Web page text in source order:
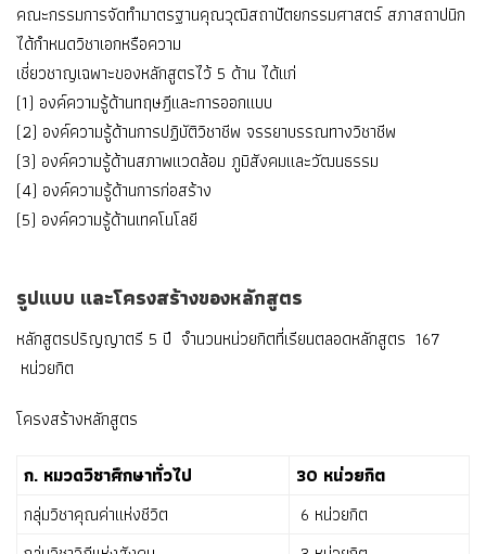
คณะกรรมการจัดทำมาตรฐานคุณวุฒิสถาปัตยกรรมศาสตร์ สภาสถาปนิก
ได้กำหนดวิชาเอกหรือความ
เชี่ยวชาญเฉพาะของหลักสูตรไว้ 5 ด้าน ได้แก่
(1) องค์ความรู้ด้านทฤษฎีและการออกแบบ
(2) องค์ความรู้ด้านการปฏิบัติวิชาชีพ จรรยาบรรณทางวิชาชีพ
(3) องค์ความรู้ด้านสภาพแวดล้อม ภูมิสังคมและวัฒนธรรม
(4) องค์ความรู้ด้านการก่อสร้าง
(5) องค์ความรู้ด้านเทคโนโลยี
รูปแบบ และโครงสร้างของหลักสูตร
หลักสูตรปริญญาตรี 5 ปี จำนวนหน่วยกิตที่เรียนตลอดหลักสูตร 167
หน่วยกิต
โครงสร้างหลักสูตร
ก. หมวดวิชาศึกษาทั่วไป
30 หน่วยกิต
กลุ่มวิชาคุณค่าแห่งชีวิต
6 หน่วยกิต